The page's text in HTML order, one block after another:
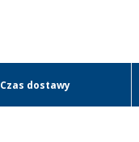
Czas dostawy